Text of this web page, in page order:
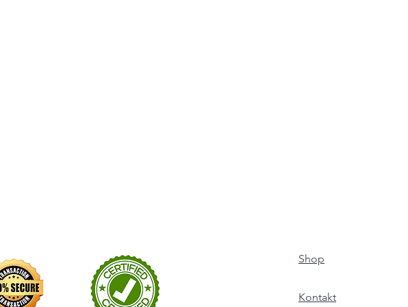
Shop
Kontakt